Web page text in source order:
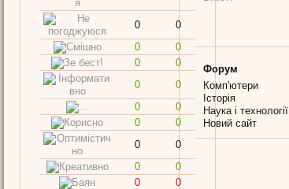
0
0
0
0
0
0
0
0
0
0
0
0
0
0
0
0
0
0
Форум
Комп'ютери
Історія
Наука і технології
Новий сайт